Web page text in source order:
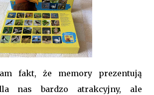
fakt, że memory prezentują
nas bardzo atrakcyjny, ale